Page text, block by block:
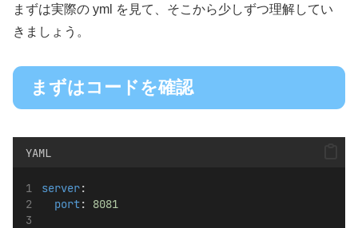
まずは実際の yml を見て、そこから少しずつ理解してい
きましょう。
まずはコードを確認
YAML
server:
port: 8081